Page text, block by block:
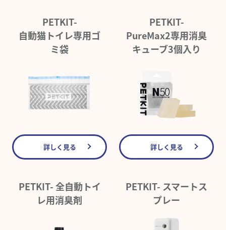
PETKIT-
自動猫トイレ専用ゴ
ミ袋
詳しく見る
PETKIT-
PureMax2専用消臭
キューブ3個入り
詳しく見る
PETKIT- 全自動トイ
レ用消臭剤
PETKIT- スマートス
プレー